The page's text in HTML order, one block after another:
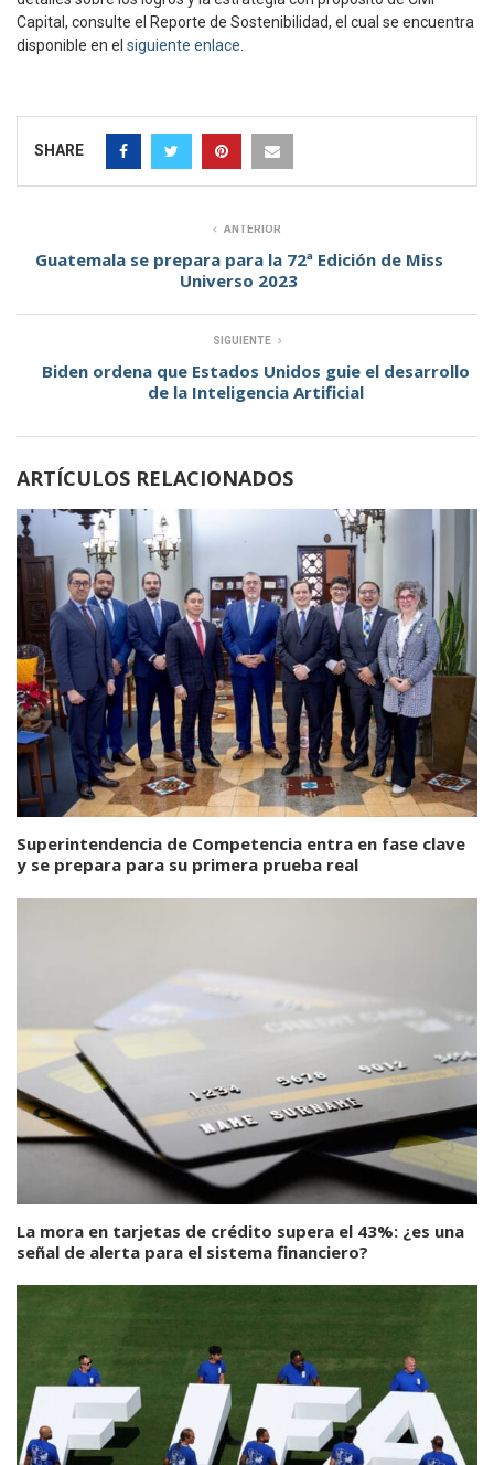
Capital, consulte el Reporte de Sostenibilidad, el cual se encuentra
disponible en el siguiente enlace
SHARE
ANTERIOR
Guatemala se prepara para la 72ª Edición de Miss
Universo 2023
SIGUIENTE
Biden ordena que Estados Unidos guie el desarrollo
de la Inteligencia Artificial
ARTÍCULOS RELACIONADOS
Superintendencia de Competencia entra en fase clave
y se prepara para su primera prueba real
La mora en tarjetas de crédito supera el 43%: ¿es una
señal de alerta para el sistema financiero?